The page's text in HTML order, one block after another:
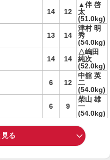
14 12
▲伴 啓
太
(51.0kg)
13 14
津村 明
秀
(54.0kg)
14 14
△嶋田
純次
(52.0kg)
6 12
中舘 英
二
(54.0kg)
6 9
柴山 雄
一
(54.0kg)
見る